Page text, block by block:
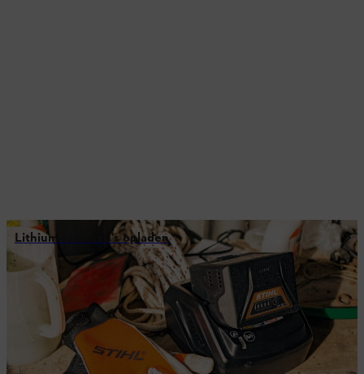
Lithium-ion-accu’s opladen